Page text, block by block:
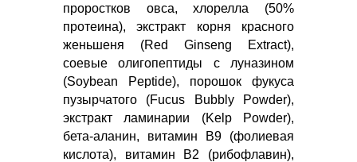
проростков овса, хлорелла (50%
протеина), экстракт корня красного
женьшеня (Red Ginseng Extract),
соевые олигопептиды с луназином
(Soybean Peptide), порошок фукуса
пузырчатого (Fucus Bubbly Powder),
экстракт ламинарии (Kelp Powder),
бета-аланин, витамин В9 (фолиевая
кислота), витамин В2 (рибофлавин),